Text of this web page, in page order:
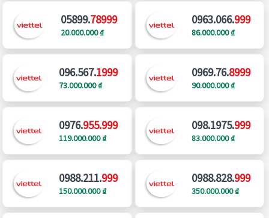
05899.78999
20.000.000 ₫
0963.066.999
86.000.000 ₫
096.567.1999
73.000.000 ₫
0969.76.8999
90.000.000 ₫
0976.955.999
119.000.000 ₫
098.1975.999
83.000.000 ₫
0988.211.999
150.000.000 ₫
0988.828.999
350.000.000 ₫